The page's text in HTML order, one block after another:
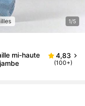
1/5
mi-haute
4,83
(100+)